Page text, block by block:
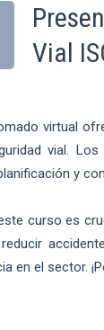
Vial
virtual
vial.
y
curso es
en el sector.